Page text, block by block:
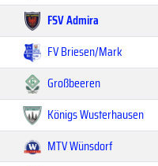
FSV Admira
FV Briesen/Mark
Großbeeren
Königs Wusterhausen
MTV Wünsdorf